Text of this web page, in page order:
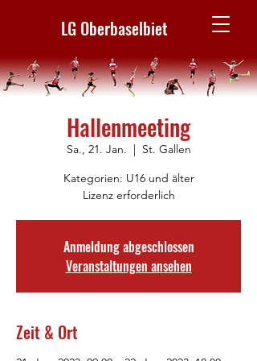
LG Oberbaselbiet
Hallenmeeting
Sa., 21. Jan.
  |
St. Gallen
Kategorien: U16 und älter
Lizenz erforderlich
Anmeldung abgeschlossen
Veranstaltungen ansehen
Zeit & Ort